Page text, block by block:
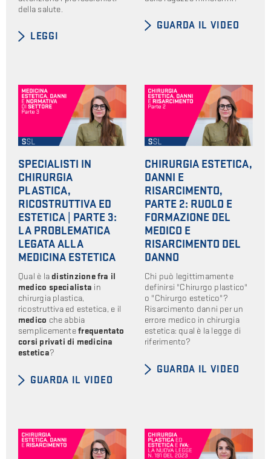
della salute.
LEGGI
GUARDA IL VIDEO
SPECIALISTI IN
CHIRURGIA
PLASTICA,
RICOSTRUTTIVA ED
ESTETICA | PARTE 3:
LA PROBLEMATICA
LEGATA ALLA
MEDICINA ESTETICA
Qual è la distinzione fra il
medico specialista in
chirurgia plastica,
ricostruttiva ed estetica, e il
medico che abbia
semplicementefrequentato
corsi privati di medicina
estetica?
GUARDA IL VIDEO
CHIRURGIA ESTETICA,
DANNI E
RISARCIMENTO,
PARTE 2: RUOLO E
FORMAZIONE DEL
MEDICO E
RISARCIMENTO DEL
DANNO
Chi può legittimamente
definirsi "Chirurgo plastico"
o "Chirurgo estetico"?
Risarcimento danni per un
errore medico in chirurgia
estetica: qual è la legge di
riferimento?
GUARDA IL VIDEO